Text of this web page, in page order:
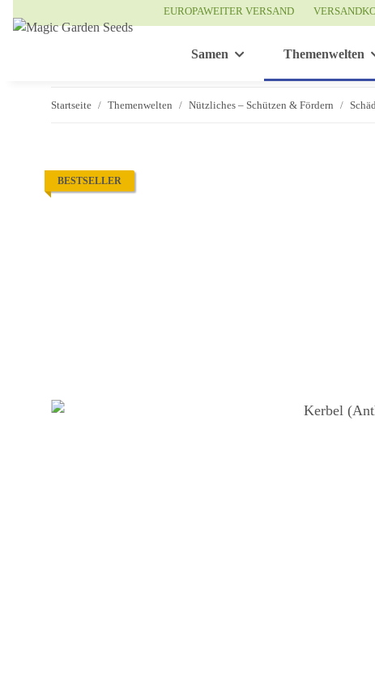
EUROPAWEITER VERSAND
Samen Themenwelten
Startseite Themenwelten Nützliches – Schützen & Fördern
BESTSELLER